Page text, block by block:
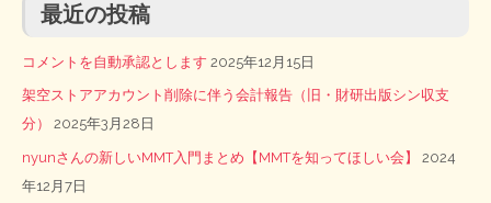
最近の投稿
コメントを自動承認とします 2025年12月15日
架空ストアアカウント削除に伴う会計報告（旧・財研出版シン収支
分）
2025年3月28日
nyunさんの新しいMMT入門まとめ【MMTを知ってほしい会】
2024
年12月7日